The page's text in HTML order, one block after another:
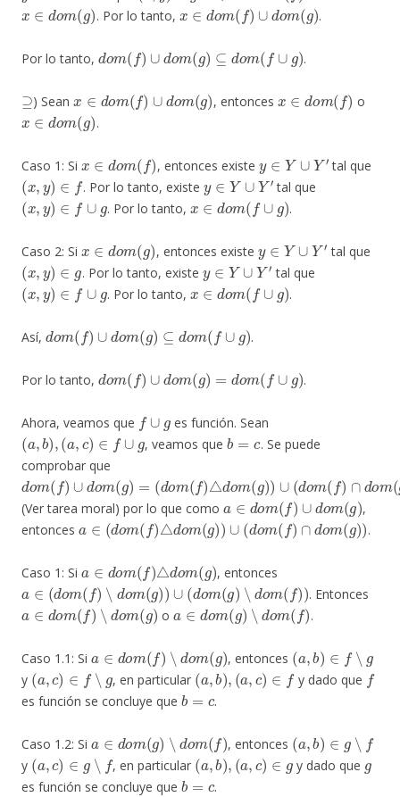
x o g )
. Por lo tanto,
∈ o m f )∪ om( g)
.
Por lo tanto,
d m( f) o g )⊆ om ∪g
.
) Sean
o f )∪ om g)
, entonces
o (f )
o
x∈dom(g)
.
Caso 1: Si
o f )
, entonces existe
Y∪
tal que
(x,y)∈
. Por lo tanto, existe
y∈Y∪Y′
tal que
(x,y)∈f ∪g
. Por lo tanto,
x∈ do m (f∪ )
.
Caso 2: Si
o g )
, entonces existe
Y∪
tal que
(x,y)∈ g
. Por lo tanto, existe
y∈Y∪Y′
tal que
(x,y)∈f ∪g
. Por lo tanto,
x∈ dom(f ∪ )
.
Así,
d m( f) o g )⊆ om ∪g
.
Por lo tanto,
d m( f) o g )= m ∪ g
.
Ahora, veamos que
∪
es función. Sean
(a,b),( a,c)∈f∪ g
, veamos que
b =c
. Se puede
comprobar que
dom(f)∪d om g )=
(dom(f)△ dom ( g d o f )∩ d o g )
(Ver tarea moral) por lo que como
a∈dom (f)∪dom(g)
,
entonces
a∈(dom(f)△do m(g))∪( dom(f)∩d o m(g))
.
Caso 1: Si
o (f )△ d o g )
, entonces
a∈(do m (f )∖dom(g))∪(dom(g )∖dom(f )
. Entonces
a ∈ dom(f)∖dom(g)
o
a ∈dom(g)∖dom(f)
.
Caso 1.1: Si
o (f )∖ d o g
, entonces
(a b ) ∖ g
y
(a,c )∈ ∖g
, en particular
(a,b),( a,c)∈f
y dado que
f
es función se concluye que
b =c
.
Caso 1.2: Si
o (g ) ∖ o f )
, entonces
(a b ) ∖f
y
(a,c )∈ g∖f
, en particular
(a,b ),( a,c)∈g
y dado que
g
es función se concluye que
b =c
.